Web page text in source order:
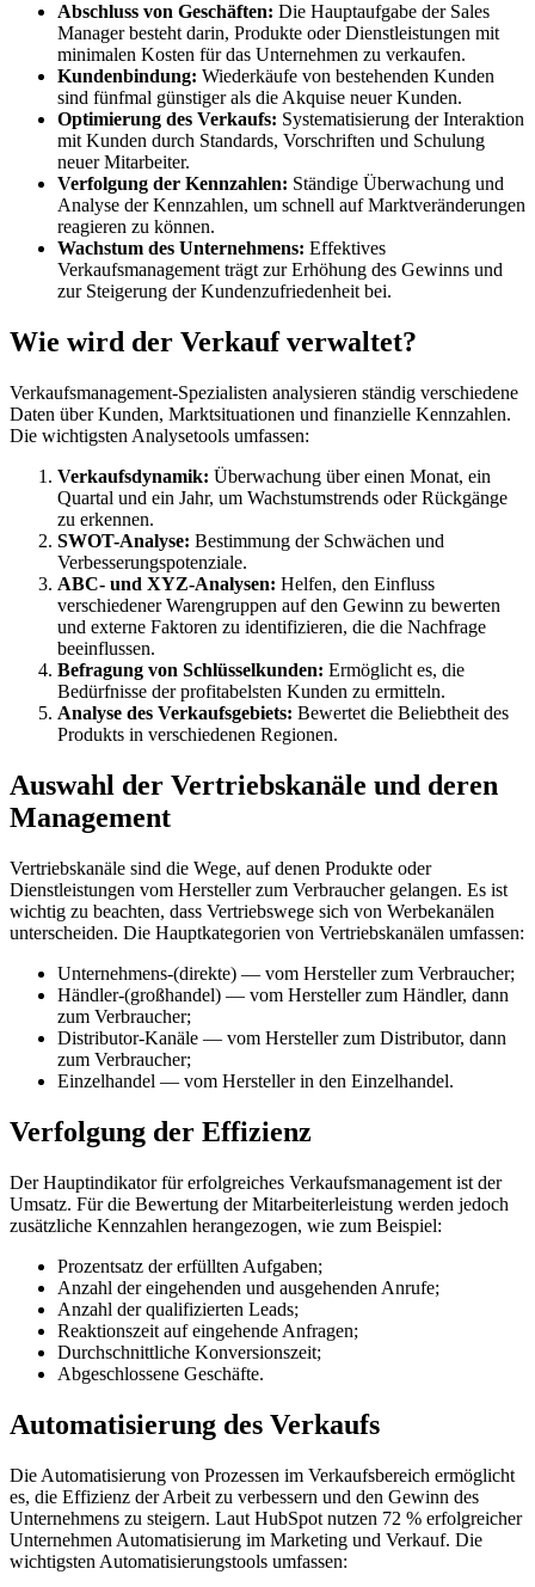
Abschluss von Geschäften: Die Hauptaufgabe der Sales
Manager besteht darin, Produkte oder Dienstleistungen mit
minimalen Kosten für das Unternehmen zu verkaufen.
Kundenbindung: Wiederkäufe von bestehenden Kunden
sind fünfmal günstiger als die Akquise neuer Kunden.
Optimierung des Verkaufs: Systematisierung der Interaktion
mit Kunden durch Standards, Vorschriften und Schulung
neuer Mitarbeiter.
Verfolgung der Kennzahlen: Ständige Überwachung und
Analyse der Kennzahlen, um schnell auf Marktveränderungen
reagieren zu können.
Wachstum des Unternehmens: Effektives
Verkaufsmanagement trägt zur Erhöhung des Gewinns und
zur Steigerung der Kundenzufriedenheit bei.
Wie wird der Verkauf verwaltet?
Verkaufsmanagement-Spezialisten analysieren ständig verschiedene
Daten über Kunden, Marktsituationen und finanzielle Kennzahlen.
Die wichtigsten Analysetools umfassen:
Verkaufsdynamik: Überwachung über einen Monat, ein
Quartal und ein Jahr, um Wachstumstrends oder Rückgänge
zu erkennen.
SWOT-Analyse: Bestimmung der Schwächen und
Verbesserungspotenziale.
ABC- und XYZ-Analysen: Helfen, den Einfluss
verschiedener Warengruppen auf den Gewinn zu bewerten
und externe Faktoren zu identifizieren, die die Nachfrage
beeinflussen.
Befragung von Schlüsselkunden: Ermöglicht es, die
Bedürfnisse der profitabelsten Kunden zu ermitteln.
Analyse des Verkaufsgebiets: Bewertet die Beliebtheit des
Produkts in verschiedenen Regionen.
Auswahl der Vertriebskanäle und deren
Management
Vertriebskanäle sind die Wege, auf denen Produkte oder
Dienstleistungen vom Hersteller zum Verbraucher gelangen. Es ist
wichtig zu beachten, dass Vertriebswege sich von Werbekanälen
unterscheiden. Die Hauptkategorien von Vertriebskanälen umfassen:
Unternehmens-(direkte) — vom Hersteller zum Verbraucher;
Händler-(großhandel) — vom Hersteller zum Händler, dann
zum Verbraucher;
Distributor-Kanäle — vom Hersteller zum Distributor, dann
zum Verbraucher;
Einzelhandel — vom Hersteller in den Einzelhandel.
Verfolgung der Effizienz
Der Hauptindikator für erfolgreiches Verkaufsmanagement ist der
Umsatz. Für die Bewertung der Mitarbeiterleistung werden jedoch
zusätzliche Kennzahlen herangezogen, wie zum Beispiel:
Prozentsatz der erfüllten Aufgaben;
Anzahl der eingehenden und ausgehenden Anrufe;
Anzahl der qualifizierten Leads;
Reaktionszeit auf eingehende Anfragen;
Durchschnittliche Konversionszeit;
Abgeschlossene Geschäfte.
Automatisierung des Verkaufs
Die Automatisierung von Prozessen im Verkaufsbereich ermöglicht
es, die Effizienz der Arbeit zu verbessern und den Gewinn des
Unternehmens zu steigern. Laut HubSpot nutzen 72 % erfolgreicher
Unternehmen Automatisierung im Marketing und Verkauf. Die
wichtigsten Automatisierungstools umfassen: